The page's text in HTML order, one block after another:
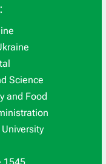
Science
and Food
1545